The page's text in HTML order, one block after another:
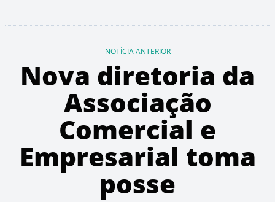
NOTÍCIA ANTERIOR
Nova diretoria da
Associação
Comercial e
Empresarial toma
posse